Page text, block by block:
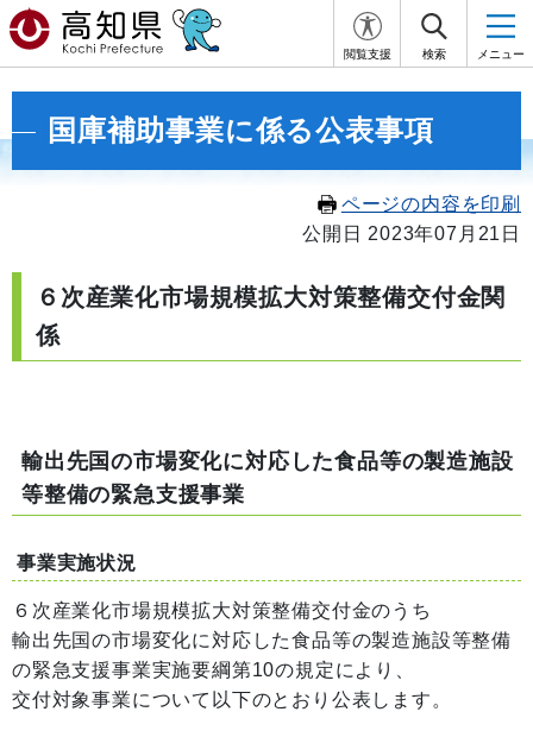
閲覧支援 検索 メニュー
国庫補助事業に係る公表事項
ページの内容を印刷
公開日 2023年07月21日
６次産業化市場規模拡大対策整備交付金関
係
輸出先国の市場変化に対応した食品等の製造施設
等整備の緊急支援事業
事業実施状況
６次産業化市場規模拡大対策整備交付金のうち
輸出先国の市場変化に対応した食品等の製造施設等整備
の緊急支援事業実施要綱第10の規定により、
交付対象事業について以下のとおり公表します。